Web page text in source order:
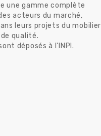
une gamme complète
acteurs du marché,
leurs projets du mobilier
qualité.
déposés à l'INPI.